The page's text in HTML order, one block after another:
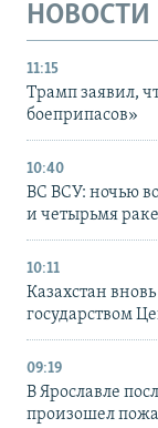
НОВОСТИ
11:15
Трамп заявил,
боеприпасов»
10:40
ВС ВСУ: ночью
и четырьмя
10:11
Казахстан
государством
09:19
В Ярославле
произошел